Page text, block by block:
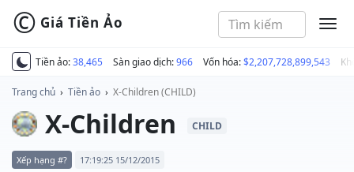
Tiền ảo:38,465 Sàn giao dịch:966 Vốn hóa:$2,207,728,899,543
© Giá Tiền Ảo
Trang chủ › Tiền ảo › X-Children (CHILD)
X-Children CHILD
Xếp hạng #? 17:19:25 15/12/2015